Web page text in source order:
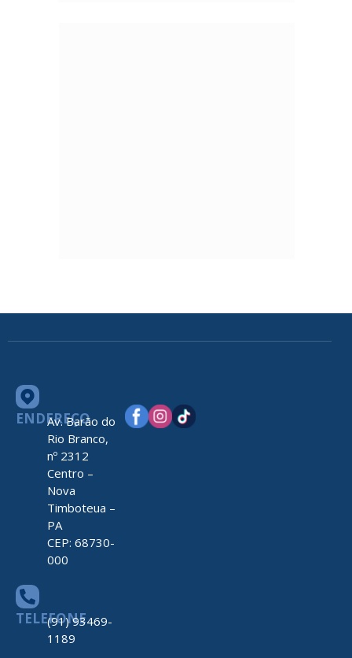
ENDEREÇO
Av. Barão do
Rio Branco,
nº 2312
Centro –
Nova
Timboteua –
PA
CEP: 68730-
000
TELEFONE
(91) 93469-
1189